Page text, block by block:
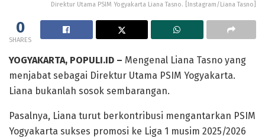
Direktur Utama PSIM Yogyakarta Liana Tasno. [Instagram/Liana Tasno]
0
SHARES
YOGYAKARTA, POPULI.ID – Mengenal Liana Tasno yang
menjabat sebagai Direktur Utama PSIM Yogyakarta.
Liana bukanlah sosok sembarangan.
Pasalnya, Liana turut berkontribusi mengantarkan PSIM
Yogyakarta sukses promosi ke Liga 1 musim 2025/2026